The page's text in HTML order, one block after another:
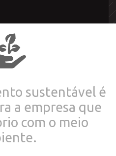
sustentável é
a empresa que
com o meio